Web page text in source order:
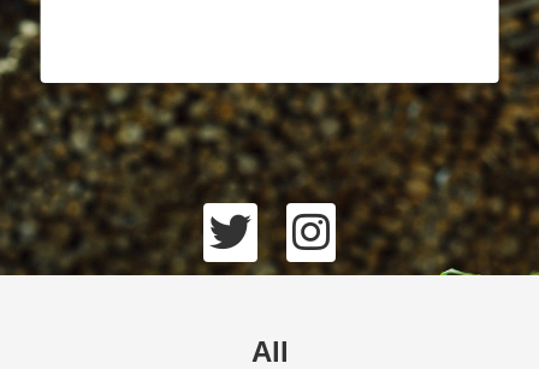
All